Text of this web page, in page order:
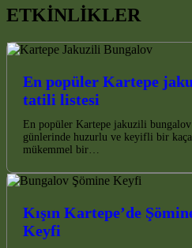
ETKİNLİKLER
En popüler Kartepe
tatili listesi
En popüler Kartepe jakuzili
günlerinde huzurlu ve keyifli bir
mükemmel bir…
Kışın Kartepe’de
Keyfi